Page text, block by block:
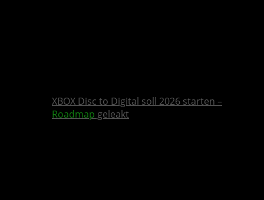
XBOX Disc to Digital soll 2026 starten –
Roadmap geleakt